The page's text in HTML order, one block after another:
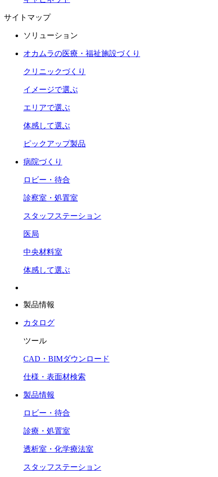
サイトマップ
ソリューション
オカムラの医療・福祉施設づくり
クリニックづくり
イメージで選ぶ
エリアで選ぶ
体感して選ぶ
ピックアップ製品
病院づくり
ロビー・待合
診察室・処置室
スタッフステーション
医局
中央材料室
体感して選ぶ
製品情報
カタログ
ツール
CAD・BIMダウンロード
仕様・表面材検索
製品情報
ロビー・待合
診療・処置室
透析室・化学療法室
スタッフステーション